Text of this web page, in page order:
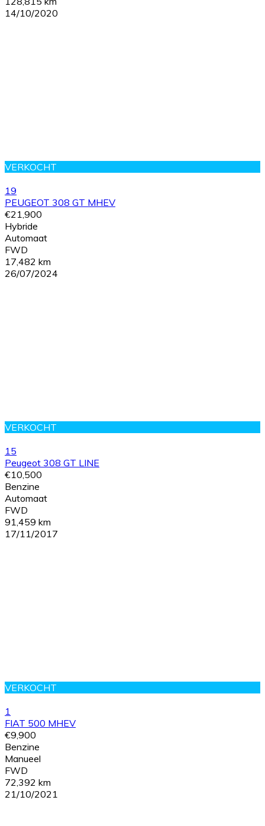
14/10/2020
VERKOCHT
19
PEUGEOT 308 GT MHEV
€21,900
Hybride
Automaat
FWD
17,482 km
26/07/2024
VERKOCHT
15
Peugeot 308 GT LINE
€10,500
Benzine
Automaat
FWD
91,459 km
17/11/2017
VERKOCHT
1
FIAT 500 MHEV
€9,900
Benzine
Manueel
FWD
72,392 km
21/10/2021